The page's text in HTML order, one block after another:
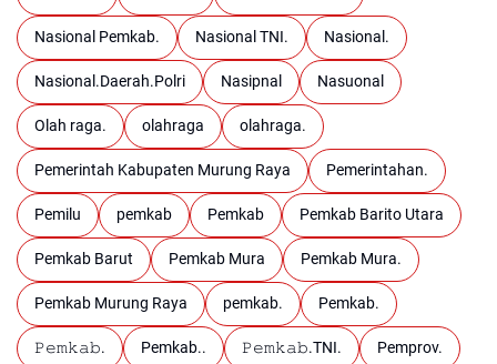
Nasional Pemkab. Nasional TNI. Nasional.
Nasional.Daerah.Polri Nasipnal Nasuonal
Olah raga. olahraga olahraga.
Pemerintah Kabupaten Murung Raya Pemerintahan.
Pemilu pemkab Pemkab Pemkab Barito Utara
Pemkab Barut Pemkab Mura Pemkab Mura.
Pemkab Murung Raya pemkab. Pemkab.
𝙿𝚎𝚖𝚔𝚊𝚋. Pemkab.. 𝙿𝚎𝚖𝚔𝚊𝚋.TNI. Pemprov.